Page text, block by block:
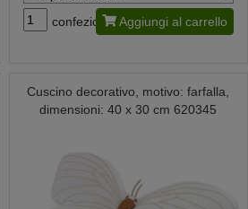
confezione Aggiungi al carrello
Cuscino decorativo, motivo: farfalla,
dimensioni: 40 x 30 cm 620345